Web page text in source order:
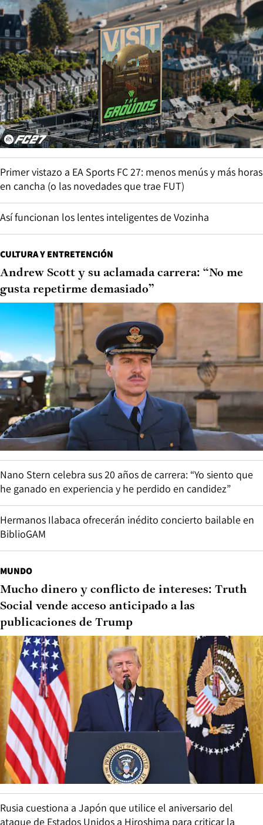
Primer vistazo a EA Sports FC 27: menos menús y más horas
en cancha (o las novedades que trae FUT)
Así funcionan los lentes inteligentes de Vozinha
CULTURA Y ENTRETENCIÓN
Andrew Scott y su aclamada carrera: “No me
gusta repetirme demasiado”
Nano Stern celebra sus 20 años de carrera: “Yo siento que
he ganado en experiencia y he perdido en candidez”
Hermanos Ilabaca ofrecerán inédito concierto bailable en
BiblioGAM
MUNDO
Mucho dinero y conflicto de intereses: Truth
Social vende acceso anticipado a las
publicaciones de Trump
Rusia cuestiona a Japón que utilice el aniversario del
ataque de Estados Unidos a Hiroshima para criticar la